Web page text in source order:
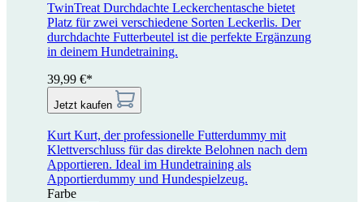
TwinTreat Durchdachte Leckerchentasche bietet
Platz für zwei verschiedene Sorten Leckerlis. Der
durchdachte Futterbeutel ist die perfekte Ergänzung
in deinem Hundetraining.
39,99 €*
Jetzt kaufen
Kurt Kurt, der professionelle Futterdummy mit
Klettverschluss für das direkte Belohnen nach dem
Apportieren. Ideal im Hundetraining als
Apportierdummy und Hundespielzeug.
Farbe